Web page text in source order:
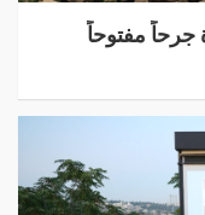
جرحاً مفتوحاً